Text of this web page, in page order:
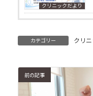
クリニックだより
カテゴリー クリ
前の記事